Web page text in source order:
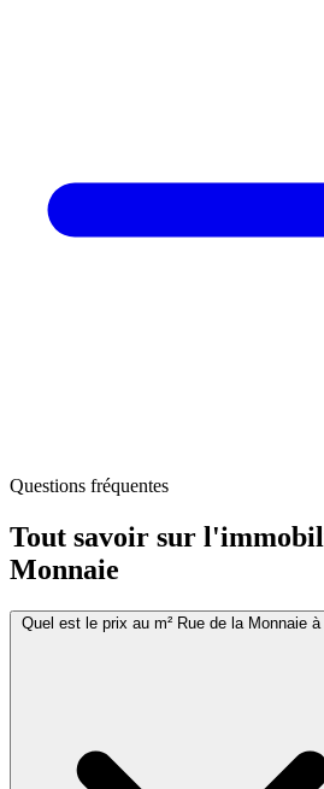
Questions fréquentes
Tout savoir sur
Monnaie
Quel est le prix au m² Rue de la Monnaie